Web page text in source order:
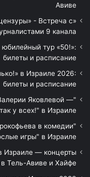
Авиве
- Встреча с
9 канала
тур «50!»:
билеты и расписание
в Израиле 2026:
билеты и расписание
Яковлевой —
у всех!" в Израиле
в комедии
игры" в Израиле
Израиле — концерты
в Тель-Авиве и Хайфе